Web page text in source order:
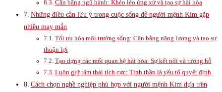
Cân bằng ngũ hành: Khéo léo ứng xử và tạo sự hài hòa
Những điều cần lưu ý trong cuộc sống để người mệnh Kim gặp
nhiều may mắn
Tối ưu hóa môi trường sống: Cân bằng năng lượng và tạo sự
thuận lợi
Tạo dựng các mối quan hệ hài hòa: Sự kết nối và tương hỗ
Luôn giữ tâm thái tích cực: Tinh thần là yếu tố quyết định
Cách chọn nghề nghiệp phù hợp với người mệnh Kim dựa trên